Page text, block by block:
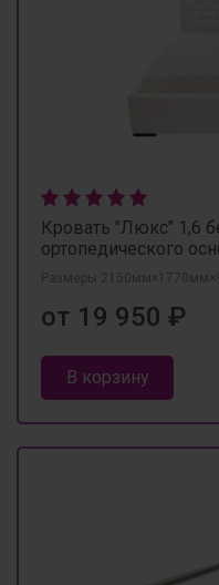
Кровать "Люкс" 1,6
ортопедического
Размеры
от 19 950 ₽
В корзину